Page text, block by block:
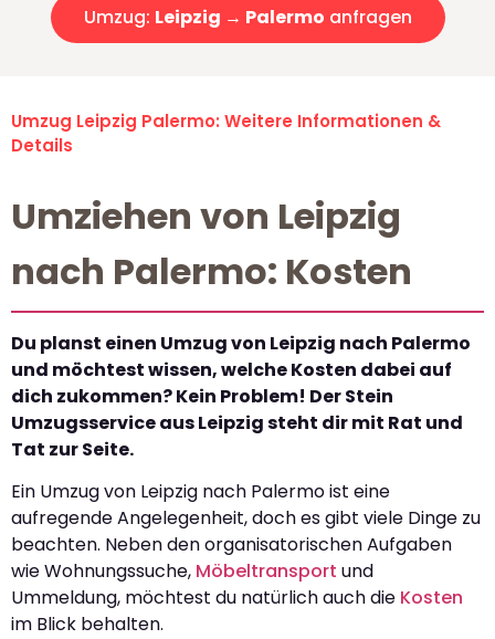
Umzug: Leipzig → Palermo anfragen
Umzug Leipzig Palermo: Weitere Informationen &
Details
Umziehen von Leipzig
nach Palermo: Kosten
Du planst einen Umzug von Leipzig nach Palermo
und möchtest wissen, welche Kosten dabei auf
dich zukommen? Kein Problem! Der Stein
Umzugsservice aus Leipzig steht dir mit Rat und
Tat zur Seite.
Ein Umzug von Leipzig nach Palermo ist eine
aufregende Angelegenheit, doch es gibt viele Dinge zu
beachten. Neben den organisatorischen Aufgaben
wie Wohnungssuche, Möbeltransport und
Ummeldung, möchtest du natürlich auch die Kosten
im Blick behalten.